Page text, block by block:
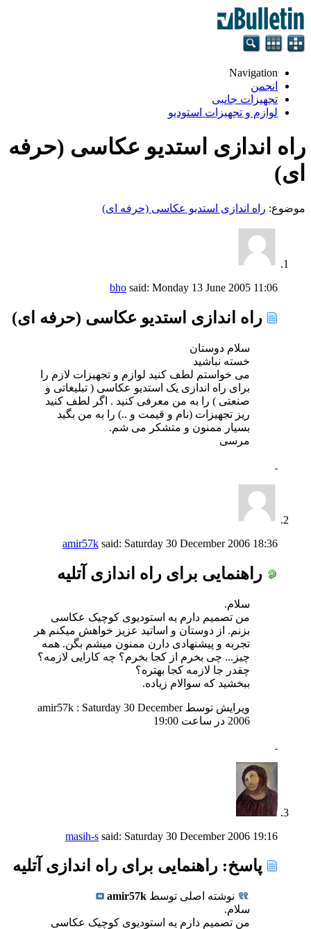
Navigation
انجمن
تجهيزات جانبی
لوازم و تجهيزات استودیو
راه اندازی استدیو عکاسی (حرفه
ای)
موضوع: راه اندازی استدیو عکاسی (حرفه ای)
bho said: Monday 13 June 2005 11:06
راه اندازی استدیو عکاسی (حرفه ای)
سلام دوستان
خسته نباشید
می خواستم لطف کنید لوازم و تجهیزات لازم را
برای راه اندازی یک استدیو عکاسی ( تبلیغاتی و
صنعتی ) را به من معرفی کنید . اگر لطف کنید
ریز تجهیزات (نام و قیمت و ..) را به من بگید
بسیار ممنون و متشکر می شم.
مرسی
amir57k said: Saturday 30 December 2006 18:36
راهنمایی برای راه اندازی آتلیه
سلام.
من تصمیم دارم یه استودیوی کوچیک عکاسی
بزنم. از دوستان و اساتید عزیز خواهش میکنم هر
تجربه و پیشنهادی دارن ممنون میشم بگن. همه
چیز... چی بخرم از کجا بخرم؟ چه کارایی لازمه؟
چقدر جا لازمه کجا بهتره؟
ببخشید که سوالام زیاده.
ویرایش توسط amir57k : Saturday 30 December
2006 در ساعت
19:00
masih-s said: Saturday 30 December 2006 19:16
پاسخ: راهنمایی برای راه اندازی آتلیه
نوشته اصلی توسط amir57k
سلام.
من تصمیم دارم یه استودیوی کوچیک عکاسی